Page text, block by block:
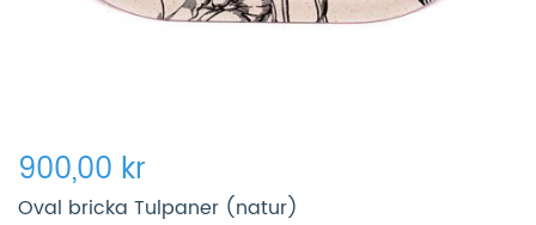
900,00 kr
Oval bricka Tulpaner (natur)